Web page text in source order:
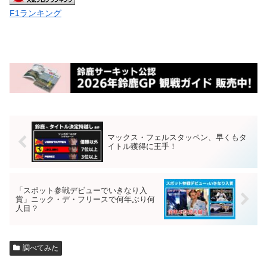
F1ランキング
マックス・フェルスタッペン、早くもタ
イトル獲得に王手！
「スポット参戦デビューでいきなり入
賞」ニック・デ・フリースで何年ぶり何
人目？
調べてみた